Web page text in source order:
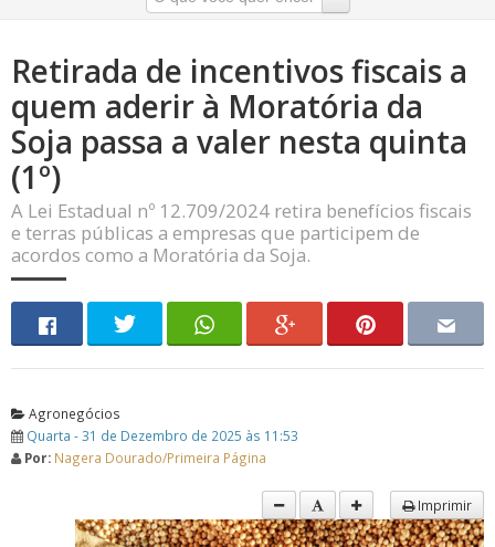
Retirada de incentivos fiscais a
quem aderir à Moratória da
Soja passa a valer nesta quinta
(1º)
A Lei Estadual nº 12.709/2024 retira benefícios fiscais
e terras públicas a empresas que participem de
acordos como a Moratória da Soja.
Agronegócios
Quarta - 31 de Dezembro de 2025 às 11:53
Por: Nagera Dourado/Primeira Página
Imprimir